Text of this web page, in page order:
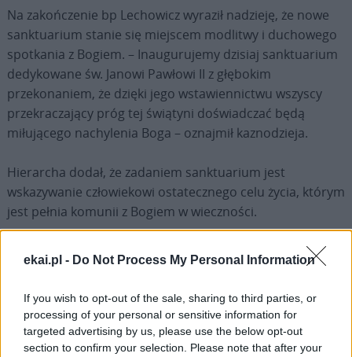
ekai.pl - Do Not Process My Personal Information
If you wish to opt-out of the sale, sharing to third parties, or
processing of your personal or sensitive information for
targeted advertising by us, please use the below opt-out
section to confirm your selection. Please note that after your
Na zakończenie bp Lechowicz wyraził nadzieję, że nowe
sanktuarium stanie się miejscem modlitwy i duchowego
spotkania z Bogiem. – Inaugurujemy dzisiaj sanktuarium
dedykowane św. Janowi Pawłowi II z głębokim
przekonaniem, że dzięki jego wstawiennictwu wszyscy
przekraczający próg tej świątyni doświadczać będą
miłującego nachylenia Boga – oznajmił kaznodzieja.
Hierarcha dodał, że zadaniem sanktuarium jest
wskazywanie człowiekowi ostatecznego celu życia, którym
jest pełnia komunii z Bogiem w wieczności.
Podczas Mszy biskupi udzielili sakramentu bierzmowania
kilkudziesięciu młodym osobom.